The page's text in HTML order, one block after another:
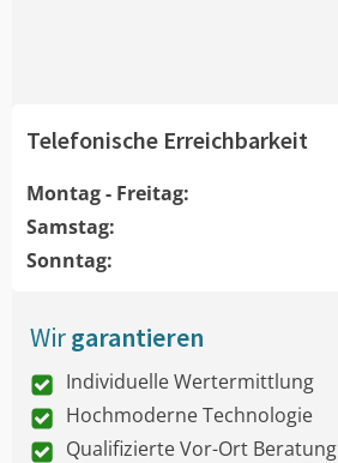
Telefonische Erreichbarkeit
Montag - Freitag:
Samstag:
Sonntag:
Wirgarantieren
Individuelle Wertermittlung
Hochmoderne Technologie
Qualifizierte Vor-Ort Beratung